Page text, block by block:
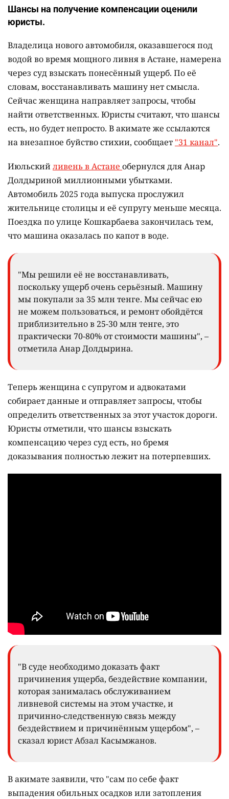
Шансы на получение компенсации оценили
юристы.
Владелица нового автомобиля, оказавшегося под
водой во время мощного ливня в Астане, намерена
через суд взыскать понесённый ущерб. По её
словам, восстанавливать машину нет смысла.
Сейчас женщина направляет запросы, чтобы
найти ответственных. Юристы считают, что шансы
есть, но будет непросто. В акимате же ссылаются
на внезапное буйство стихии, сообщает "31 канал".
Июльскийливень в Астане обернулся для Анар
Долдыриной миллионными убытками.
Автомобиль 2025 года выпуска прослужил
жительнице столицы и её супругу меньше месяца.
Поездка по улице Кошкарбаева закончилась тем,
что машина оказалась по капот в воде.
"Мы решили её не восстанавливать,
поскольку ущерб очень серьёзный. Машину
мы покупали за 35 млн тенге. Мы сейчас ею
не можем пользоваться, и ремонт обойдётся
приблизительно в 25-30 млн тенге, это
практически 70-80% от стоимости машины", –
отметила Анар Долдырина.
Теперь женщина с супругом и адвокатами
собирает данные и отправляет запросы, чтобы
определить ответственных за этот участок дороги.
Юристы отметили, что шансы взыскать
компенсацию через суд есть, но бремя
доказывания полностью лежит на потерпевших.
"В суде необходимо доказать факт
причинения ущерба, бездействие компании,
которая занималась обслуживанием
ливневой системы на этом участке, и
причинно-следственную связь между
бездействием и причинённым ущербом", –
сказал юрист Абзал Касымжанов.
В акимате заявили, что "сам по себе факт
выпадения обильных осадков или затопления